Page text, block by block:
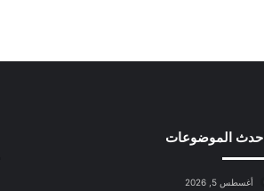
احدث الموضوعات
أغسطس 5, 2026